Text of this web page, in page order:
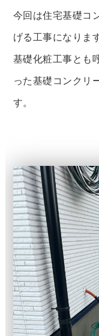
今回は住宅基礎コ
げる工事になりま
基礎化粧工事とも
った基礎コンクリ
す。